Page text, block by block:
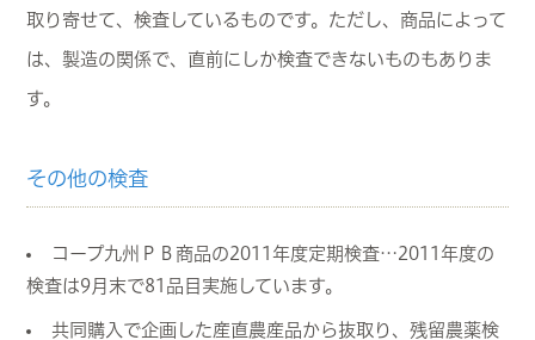
取り寄せて、検査しているものです。ただし、商品によって
は、製造の関係で、直前にしか検査できないものもありま
す。
その他の検査
コープ九州ＰＢ商品の2011年度定期検査…2011年度の
検査は9月末で81品目実施しています。
共同購入で企画した産直農産品から抜取り、残留農薬検